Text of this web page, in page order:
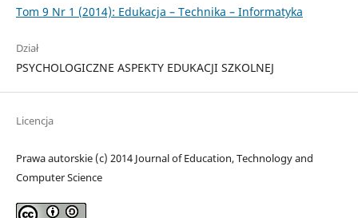
Tom 9 Nr 1 (2014): Edukacja – Technika – Informatyka
Dział
PSYCHOLOGICZNE ASPEKTY EDUKACJI SZKOLNEJ
Licencja
Prawa autorskie (c) 2014 Journal of Education, Technology and
Computer Science